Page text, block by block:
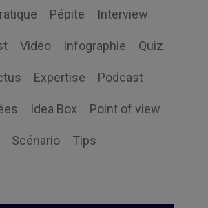
Pépite Interview
Vidéo Infographie Quiz
Expertise Podcast
Idea Box Point of view
Scénario Tips